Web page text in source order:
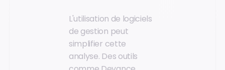
L'utilisation de logiciels
de gestion peut
simplifier cette
analyse. Des outils